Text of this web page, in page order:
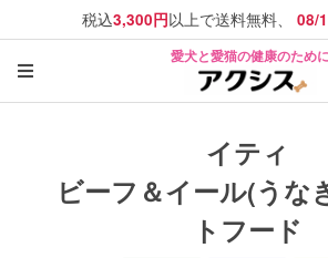
税込3,300円以上で送料無料、 08/
愛犬と愛猫の健康のため
イティ
ビーフ＆イール(うな
トフード